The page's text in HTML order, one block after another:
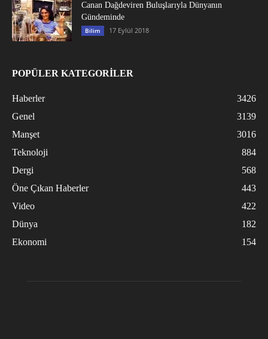
Canan Dağdeviren Buluşlarıyla Dünyanın
Gündeminde
Bilim 17 Eylül 2018
POPÜLER KATEGORİLER
Haberler
3426
Genel
3139
Manşet
3016
Teknoloji
884
Dergi
568
Öne Çıkan Haberler
443
Video
422
Dünya
182
Ekonomi
154